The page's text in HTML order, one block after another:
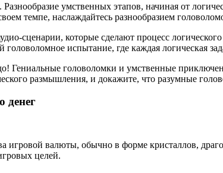
умственных этапов, начиная от
темпе, наслаждайтесь разнообразием
сценарии, которые сделают процесс
испытание, где каждая логическая
Гениальные головоломки и умственные
размышления, и докажите, что разумные
денег
игровой валюты, обычно в форме кристаллов,
целей.